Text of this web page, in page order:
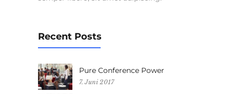
Recent Posts
Pure Conference Power
7. Juni 2017